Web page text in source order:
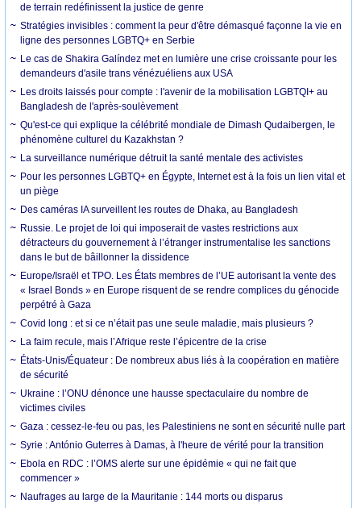
de terrain redéfinissent la justice de genre
Stratégies invisibles : comment la peur d'être démasqué façonne la vie en
ligne des personnes LGBTQ+ en Serbie
Le cas de Shakira Galíndez met en lumière une crise croissante pour les
demandeurs d'asile trans vénézuéliens aux USA
Les droits laissés pour compte : l'avenir de la mobilisation LGBTQI+ au
Bangladesh de l'après-soulèvement
Qu'est-ce qui explique la célébrité mondiale de Dimash Qudaibergen, le
phénomène culturel du Kazakhstan ?
La surveillance numérique détruit la santé mentale des activistes
Pour les personnes LGBTQ+ en Égypte, Internet est à la fois un lien vital et
un piège
Des caméras IA surveillent les routes de Dhaka, au Bangladesh
Russie. Le projet de loi qui imposerait de vastes restrictions aux
détracteurs du gouvernement à l’étranger instrumentalise les sanctions
dans le but de bâillonner la dissidence
Europe/Israël et TPO. Les États membres de l’UE autorisant la vente des
« Israel Bonds » en Europe risquent de se rendre complices du génocide
perpétré à Gaza
Covid long : et si ce n’était pas une seule maladie, mais plusieurs ?
La faim recule, mais l’Afrique reste l’épicentre de la crise
États-Unis/Équateur : De nombreux abus liés à la coopération en matière
de sécurité
Ukraine : l’ONU dénonce une hausse spectaculaire du nombre de
victimes civiles
Gaza : cessez-le-feu ou pas, les Palestiniens ne sont en sécurité nulle part
Syrie : António Guterres à Damas, à l'heure de vérité pour la transition
Ebola en RDC : l’OMS alerte sur une épidémie « qui ne fait que
commencer »
Naufrages au large de la Mauritanie : 144 morts ou disparus